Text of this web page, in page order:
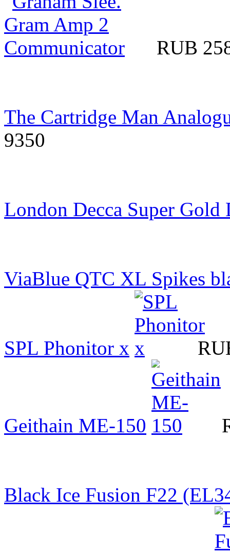
RUB
The Cartridge Man
9350
London Decca Super Gold
ViaBlue QTC XL Spikes
SPL Phonitor x
Geithain ME-150
Black Ice Fusion F22